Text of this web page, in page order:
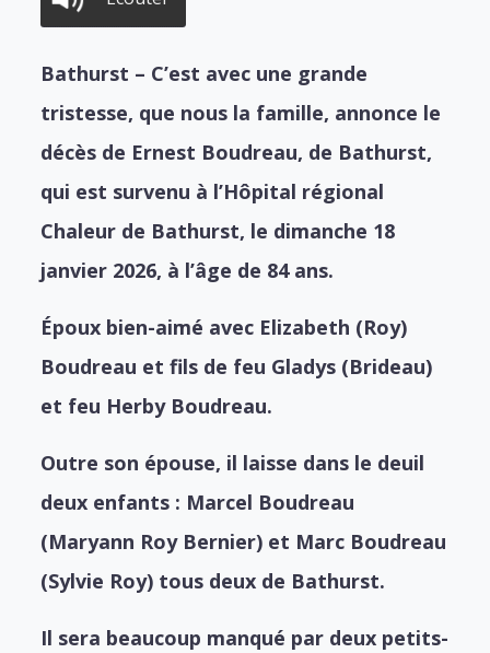
Bathurst – C’est avec une grande
tristesse, que nous la famille, annonce le
décès de Ernest Boudreau, de Bathurst,
qui est survenu à l’Hôpital régional
Chaleur de Bathurst, le dimanche 18
janvier 2026, à l’âge de 84 ans.
Époux bien-aimé avec Elizabeth (Roy)
Boudreau et fils de feu Gladys (Brideau)
et feu Herby Boudreau.
Outre son épouse, il laisse dans le deuil
deux enfants : Marcel Boudreau
(Maryann Roy Bernier) et Marc Boudreau
(Sylvie Roy) tous deux de Bathurst.
Il sera beaucoup manqué par deux petits-